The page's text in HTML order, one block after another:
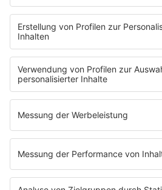
Pressekontakt
Presse & Downloads
Verkehr
Wetter
EMPFANG
Übersicht
radio.de
radioplayer.de
Partner